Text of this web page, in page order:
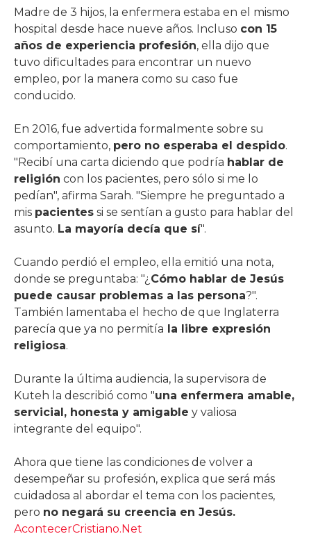
Madre de 3 hijos, la enfermera estaba en el mismo
hospital desde hace nueve años. Incluso con 15
años de experiencia profesión, ella dijo que
tuvo dificultades para encontrar un nuevo
empleo, por la manera como su caso fue
conducido.
En 2016, fue advertida formalmente sobre su
comportamiento, pero no esperaba el despido.
"Recibí una carta diciendo que podría hablar de
religión con los pacientes, pero sólo si me lo
pedían", afirma Sarah. "Siempre he preguntado a
mis pacientes si se sentían a gusto para hablar del
asunto. La mayoría decía que sí".
Cuando perdió el empleo, ella emitió una nota,
donde se preguntaba: "¿ Cómo hablar de Jesús
puede causar problemas a las persona?".
También lamentaba el hecho de que Inglaterra
parecía que ya no permitía la libre expresión
religiosa.
Durante la última audiencia, la supervisora ​​de
Kuteh la describió como "una enfermera amable,
servicial, honesta y amigable y valiosa
integrante del equipo".
Ahora que tiene las condiciones de volver a
desempeñar su profesión, explica que será más
cuidadosa al abordar el tema con los pacientes,
pero no negará su creencia en Jesús.
AcontecerCristiano.Net